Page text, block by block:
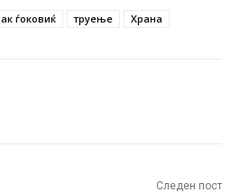
ѓоковиќ труење Храна
Следен пост